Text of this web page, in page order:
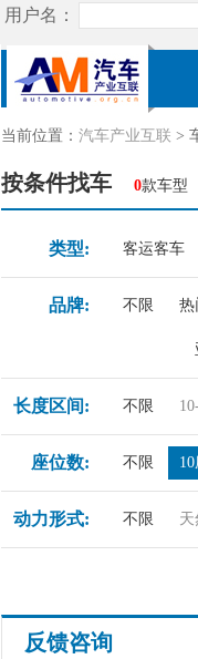
当前位置： 汽车产业互联 >
按条件找车 0款车型
类型: 客运客车
品牌: 不限 热
长度区间: 不限
座位数: 不限
动力形式: 不限
反馈咨询